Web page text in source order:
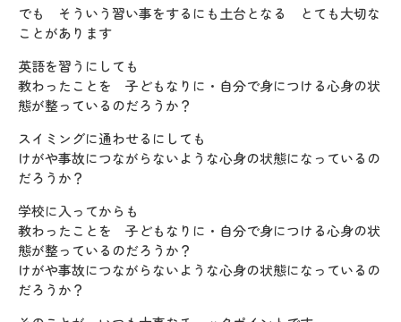
でも そういう習い事をするにも土台となる とても大切な
ことがあります
英語を習うにしても
教わったことを 子どもなりに・自分で身につける心身の状
態が整っているのだろうか？
スイミングに通わせるにしても
けがや事故につながらないような心身の状態になっているの
だろうか？
学校に入ってからも
教わったことを 子どもなりに・自分で身につける心身の状
態が整っているのだろうか？
けがや事故につながらないような心身の状態になっているの
だろうか？